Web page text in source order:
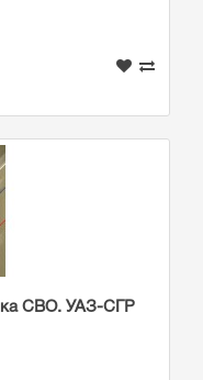
СВО. УАЗ-СГР